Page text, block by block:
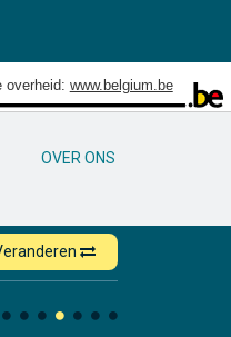
overheid: www.belgium.be
OVER ONS